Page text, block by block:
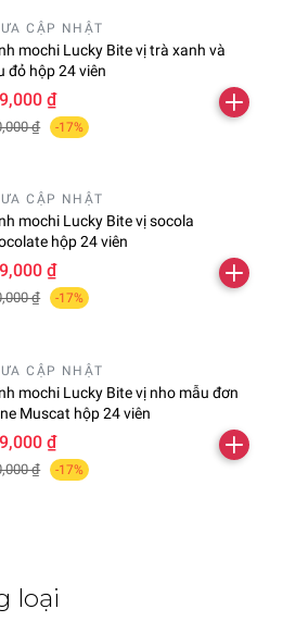
CẬP NHẬT
mochi Lucky Bite vị trà xanh và
đỏ hộp 24 viên
₫
₫ -17%
CẬP NHẬT
mochi Lucky Bite vị socola
hộp 24 viên
₫
₫ -17%
CẬP NHẬT
mochi Lucky Bite vị nho mẫu đơn
Muscat hộp 24 viên
₫
₫ -17%
loại